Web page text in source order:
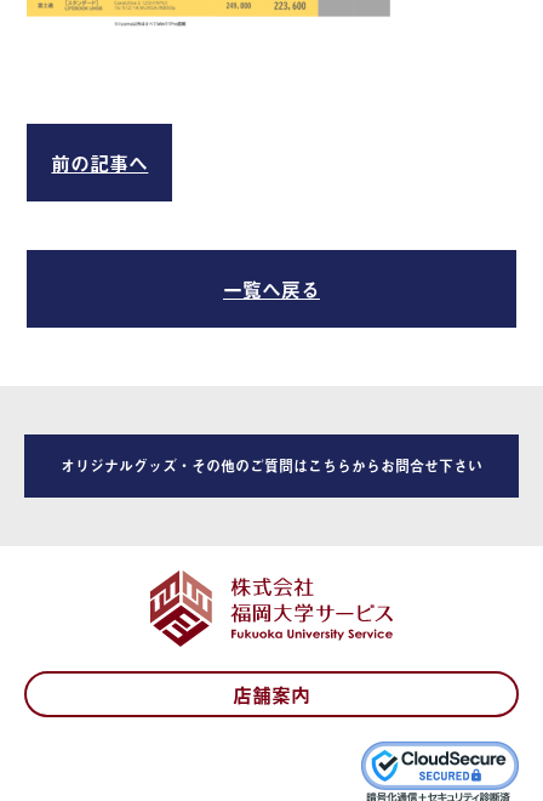
前の記事へ
一覧へ戻る
オリジナルグッズ・その他のご質問はこちらからお問合せ下さい
店舗案内